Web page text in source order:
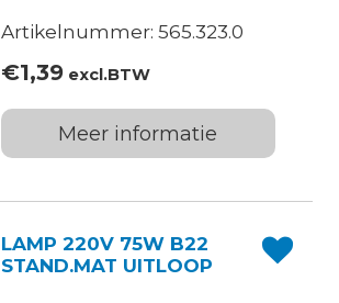
Artikelnummer: 565.323.0
€1,39excl.BTW
Meer informatie
LAMP 220V 75W B22
STAND.MAT UITLOOP